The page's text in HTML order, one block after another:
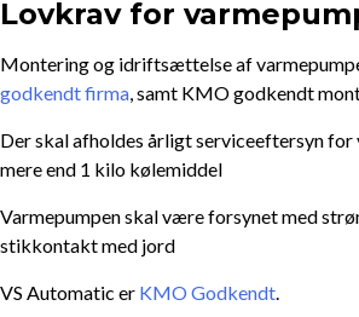
Lovkrav for
Montering og idriftsættelse af
godkendt firma, samt KMO godkendt
Der skal afholdes årligt serviceeftersyn for
mere end 1 kilo kølemiddel
Varmepumpen skal være forsynet med
stikkontakt med jord
VS Automatic er KMO Godkendt.